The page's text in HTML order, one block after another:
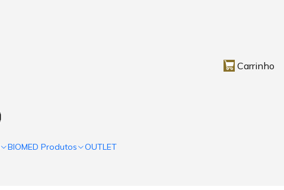
Carrinho
BIOMED Produtos OUTLET